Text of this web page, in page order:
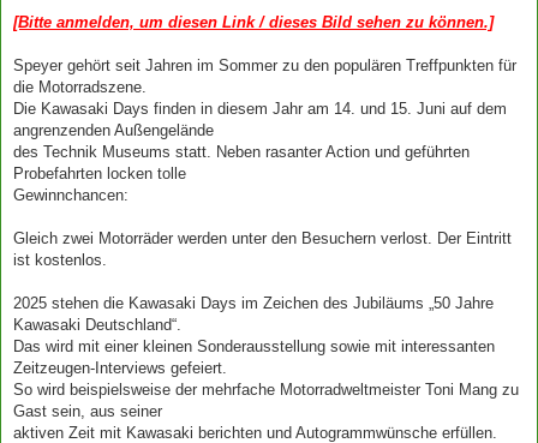
[Bitte anmelden, um diesen Link / dieses Bild sehen zu können.]
Speyer gehört seit Jahren im Sommer zu den populären Treffpunkten für
die Motorradszene.
Die Kawasaki Days finden in diesem Jahr am 14. und 15. Juni auf dem
angrenzenden Außengelände
des Technik Museums statt. Neben rasanter Action und geführten
Probefahrten locken tolle
Gewinnchancen:
Gleich zwei Motorräder werden unter den Besuchern verlost. Der Eintritt
ist kostenlos.
2025 stehen die Kawasaki Days im Zeichen des Jubiläums „50 Jahre
Kawasaki Deutschland“.
Das wird mit einer kleinen Sonderausstellung sowie mit interessanten
Zeitzeugen-Interviews gefeiert.
So wird beispielsweise der mehrfache Motorradweltmeister Toni Mang zu
Gast sein, aus seiner
aktiven Zeit mit Kawasaki berichten und Autogrammwünsche erfüllen.